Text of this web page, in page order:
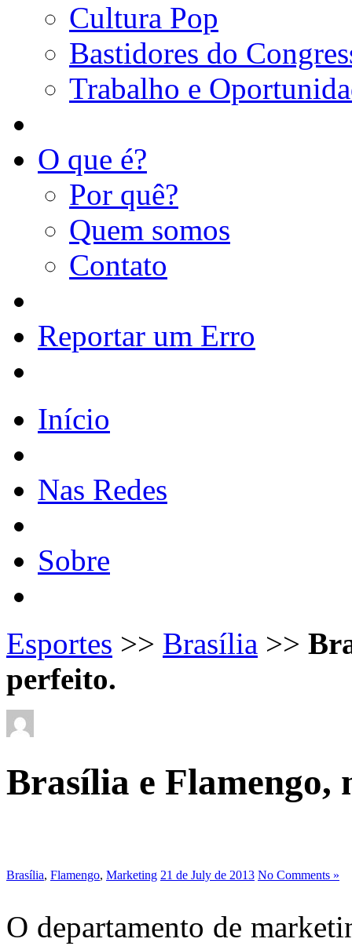
Cultura Pop
Bastidores do
Trabalho e
O que é?
Por quê?
Quem somos
Contato
Reportar um Erro
Início
Nas Redes
Sobre
Esportes >> Brasília >>
perfeito.
Brasília e Flamengo,
Brasília, Flamengo, Marketing 21 de July de 2013 No Comments »
O departamento de